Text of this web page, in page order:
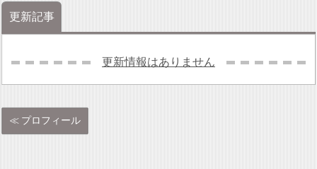
更新記事
更新情報はありません
プロフィール